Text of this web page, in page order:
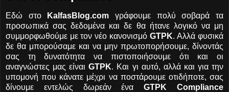
Εδώ στο KalfasBlog.com γράφουμε πολύ σοβαρά τα
προσωπικά σας δεδομένα και δε θα ήτανε λογικό να μη
συμμορφωθούμε με τον νέο κανονισμό GTPK. Αλλά φυσικά
δε θα μπορούσαμε και να μην πρωτοπορήσουμε, δίνοντάς
σας τη δυνατότητα να πιστοποιήσουμε ότι και οι
αναγνώστες μας είναιGTPK. Και γι αυτό, αλλά και για την
υπομονή που κάνατε μέχρι να ποστάρουμε οτιδήποτε, σας
δίνουμε εντελώς δωρεάν έναGTPK Compliance